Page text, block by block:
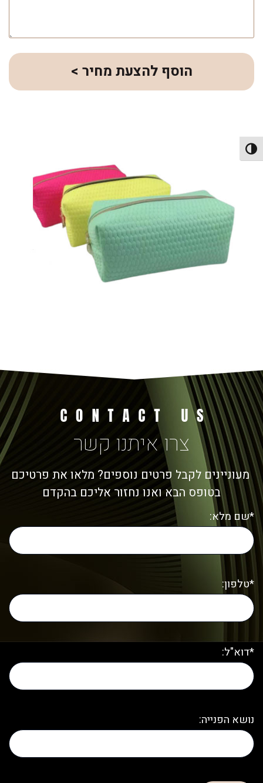
הפעל/כבה ניגודיות גבוהה
הוסף להצעת מחיר >
צרו איתנו קשר
מעוניינים לקבל פרטים נוספים? מלאו את פרטיכם
בטופס הבא ואנו נחזור אליכם בהקדם
*שם מלא:
*טלפון:
*דוא"ל:
נושא הפנייה: